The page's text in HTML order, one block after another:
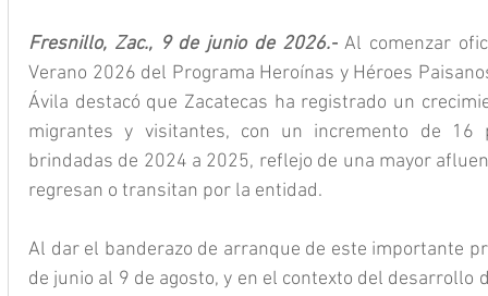
Fresnillo, Zac., 9 de junio de 2026.- Al comenzar
Verano 2026 del Programa Heroínas y Héroes
Ávila destacó que Zacatecas ha registrado un
migrantes y visitantes, con un incremento de 16
brindadas de 2024 a 2025, reflejo de una mayor
regresan o transitan por la entidad.
Al dar el banderazo de arranque de este importante
de junio al 9 de agosto, y en el contexto del desarrollo